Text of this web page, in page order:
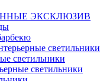
ЭКСКЛЮЗИВ
светильники
светильники
светильники